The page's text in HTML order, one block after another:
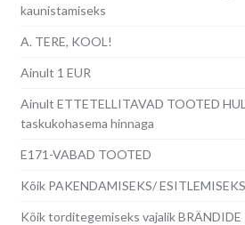
kaunistamiseks
A. TERE, KOOL!
Ainult 1 EUR
Ainult ETTETELLITAVAD TOOTED
taskukohasema hinnaga
E171-VABAD TOOTED
Kõik PAKENDAMISEKS/ ESITLEMISEKS
Kõik torditegemiseks vajalik BRÄNDIDE